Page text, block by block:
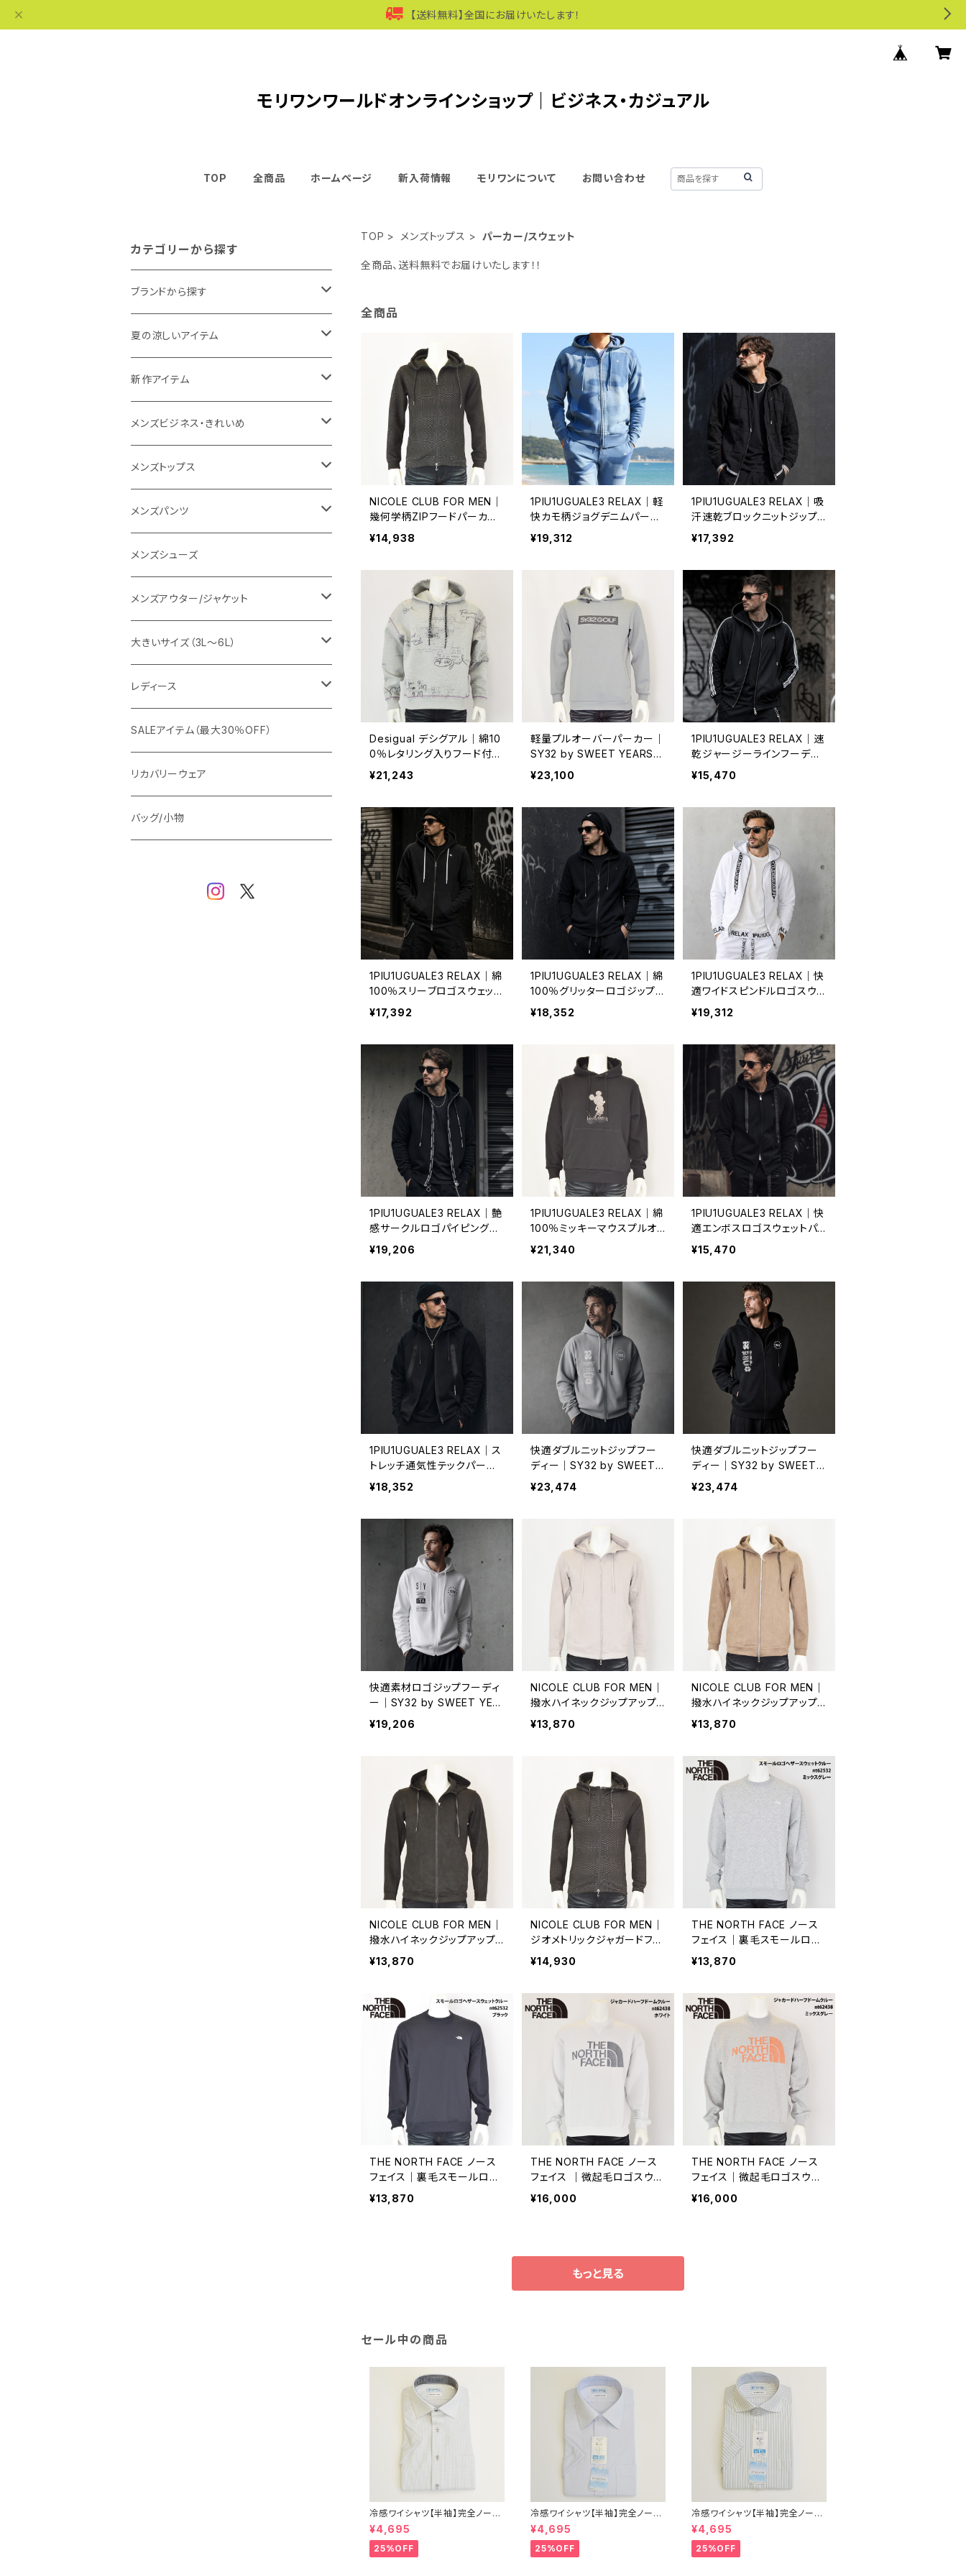
【送料無料】全国にお届けいたします！
モリワンワールドオンラインショップ｜ビジネス・カジュアル
TOP 全商品 ホームページ 新入荷情報 モリワンについて お問い合わせ
TOP メンズトップス パーカー/スウェット
全商品、送料無料でお届けいたします！！
全商品
NICOLE CLUB FOR MEN｜
幾何学柄ZIPフードパーカー
｜ニコルクラブフォーメン メ
ンズ 5164-9900 ブラック
¥14,938
1PIU1UGUALE3 RELAX｜軽
快カモ柄ジョグデニムパーカ
ー｜体型カバー アウトドア
ウノピゥウノウグァーレトレ リ
¥19,312
1PIU1UGUALE3 RELAX｜吸
汗速乾ブロックニットジップ
アップフーディー｜伸縮性 ス
トレスフリー ウノピゥウノウグ
usk-26010 ブラック
¥17,392
Desigual デシグアル｜綿10
0％レタリング入りフード付き
スウェット｜メンズ 26smsk0
1 C.グレー
¥21,243
軽量プルオーバーパーカー｜
SY32 by SWEET YEARS
エスワイサーティトゥー バイ
スウィートイヤーズ RECYCL
ンズ グレー系 syg-24a037
¥23,100
1PIU1UGUALE3 RELAX｜速
乾ジャージーラインフーディ
ー｜ウノピゥウノウグァーレト
レ リラックス メンズ uso-25
¥15,470
1PIU1UGUALE3 RELAX｜綿
100％スリーブロゴスウェット
パーカー｜通気性 吸湿性 ス
トレスフリー ウノピゥウノウグ
uso-24088 ブラック
¥17,392
1PIU1UGUALE3 RELAX｜綿
100％グリッターロゴジップパ
ーカー｜通気性 吸湿性 スト
レスフリー ウノピゥウノウグァ
¥18,352
1PIU1UGUALE3 RELAX｜快
適ワイドスピンドルロゴスウェ
ットパーカー｜ウノピゥウノウ
グァーレトレ リラックス メン
¥19,312
1PIU1UGUALE3 RELAX｜艶
感サークルロゴパイピングパ
ーカー｜ウノピゥウノウグァ
ーレトレ リラックス メンズ us
¥19,206
1PIU1UGUALE3 RELAX｜綿
100％ミッキーマウスプルオ
ーバーパーカー｜通気性 吸
湿性 ウノピゥウノウグァーレ
5155 ブラック
¥21,340
1PIU1UGUALE3 RELAX｜快
適エンボスロゴスウェットパ
ーカー｜ウノピゥウノウグァ
ーレトレ リラックス メンズ us
¥15,470
1PIU1UGUALE3 RELAX｜ス
トレッチ通気性テックパーカ
ー｜ウノピゥウノウグァーレト
レ リラックス メンズ uso-26
¥18,352
快適ダブルニットジップフー
ディー｜SY32 by SWEET
YEARS エスワイサーティトゥ
ー バイ スウィートイヤーズ D
系 32-26sn1-03
¥23,474
快適ダブルニットジップフー
ディー｜SY32 by SWEET
YEARS エスワイサーティトゥ
ー バイ スウィートイヤーズ D
ZIP HOODIE メンズ ブラック
32-26sn1-03
¥23,474
快適素材ロゴジップフーディ
ー｜SY32 by SWEET YEA
RS エスワイサーティトゥー
バイ スウィートイヤーズ MUL
IP HOODIE メンズ ホワイト
¥19,206
NICOLE CLUB FOR MEN｜
撥水ハイネックジップアップ
パーカー｜ニコルクラブフォ
ーメン メンズ 5464-9902
¥13,870
NICOLE CLUB FOR MEN｜
撥水ハイネックジップアップ
パーカー｜ニコルクラブフォ
ーメン メンズ 5464-9902
¥13,870
NICOLE CLUB FOR MEN｜
撥水ハイネックジップアップ
パーカー｜ニコルクラブフォ
ーメン メンズ 5464-9902
¥13,870
NICOLE CLUB FOR MEN｜
ジオメトリックジャガードフー
ドパーカー｜ニコルクラブフ
ォーメン メンズ 5164-9900
¥14,930
THE NORTH FACE ノース
フェイス｜裏毛スモールロゴ
ヘザースウェットクルー｜NT
62532 ユニセックス ミック
¥13,870
THE NORTH FACE ノース
フェイス｜裏毛スモールロゴ
ヘザースウェットクルー｜NT
62532 ユニセックス ブラック
¥13,870
THE NORTH FACE ノース
フェイス ｜微起毛ロゴスウェ
ット｜ジャカードハーフドーム
クルー NT62438 メンズ ホ
¥16,000
THE NORTH FACE ノース
フェイス｜微起毛ロゴスウェ
ット｜ジャカードハーフドーム
クルー NT62438 メンズ ミ
¥16,000
もっと見る
セール中の商品
冷感ワイシャツ【半袖】完全ノーア
イロン i-Shirt｜-2℃冷却 形態
安定 レギュラーシルエット セミワ
イドカラー ドビー メンズ ビジネ
¥4,695
25%OFF
冷感ワイシャツ【半袖】完全ノーア
イロン i-Shirt｜-2℃冷却 形態
安定 レギュラーシルエット セミワ
イドカラー ドビー メンズ ビジネ
¥4,695
25%OFF
冷感ワイシャツ【半袖】完全ノーア
イロン i-Shirt｜-2℃冷却 形態
安定 レギュラーシルエット カッタ
ウェイ ストライプ メンズ ビジネス
exha11-cw-12 L.グレー
¥4,695
25%OFF
カテゴリーから探す
ブランドから探す
THE NORTH FACE
NANGA
1PIU1UGUALE3 RELAX
go slow caravan
SY32 by SWEET YEARS
URBAN SQUARE
EDWIN
snow peak
G-stage
TETEHOMME
TAION
夏の涼しいアイテム
メンズ
レディース
新作アイテム
メンズ
レディース
メンズビジネス・きれいめ
スーツ
カジュアルセットアップ
スラックス
ワイシャツ
シューズ
フォーマル
Tシャツ/ポロシャツ
メンズトップス
Tシャツ/カットソー
シャツ/ポロシャツ
パーカー/スウェット
ニット
メンズパンツ
デニムパンツ
イージーパンツ
スラックス
メンズシューズ
メンズアウター/ジャケット
ジャケット
カジュアルジャケット
ビジネスジャケット
ブルゾン
コート
マウンテンパーカー/アウトドア
ダウン / 中綿アウター
大きいサイズ（3L～6L）
ビジネス
セットアップ
ワイシャツ
カジュアル
ニット/Tシャツ/カットソー
スウェット/パーカー
アウター
レディース
アウター
トップス（ブラウス/カットソー）
ジャケット
SALEアイテム（最大30％OFF）
リカバリーウェア
バッグ/小物